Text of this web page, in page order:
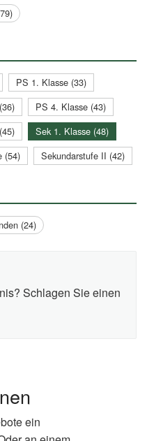
ein
PS 1. Klasse (33)
PS 4. Klasse (43)
Sek 1. Klasse (48)
(54) Sekundarstufe II (42)
(24)
Schlagen Sie einen